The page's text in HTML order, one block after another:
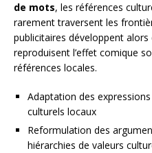
de mots, les références
rarement traversent les
publicitaires développent
reproduisent l’effet comique
références locales.
Adaptation des
culturels locaux
Reformulation des
hiérarchies de valeurs